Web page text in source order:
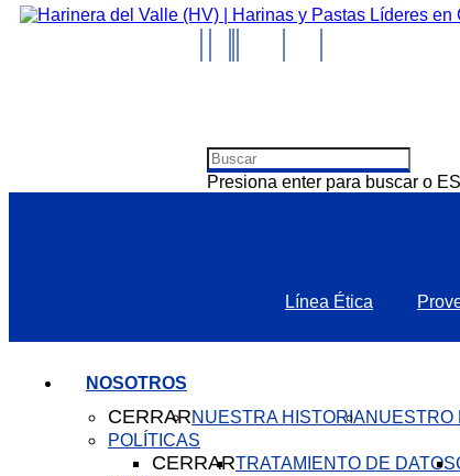
Presiona enter para buscar o
Línea Ética
NOSOTROS
CERRARNUESTRA HISTORIANUESTRO
POLÍTICAS
CERRARTRATAMIENTO DE DATOS